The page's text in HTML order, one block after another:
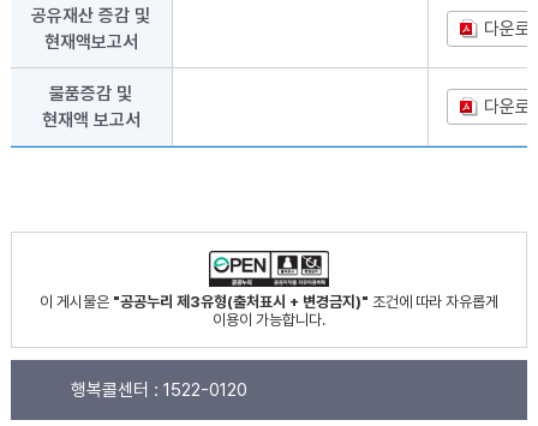
공유재산 증감 및
현재액보고서
다운로
물품증감 및
현재액 보고서
다운로
이 게시물은 "공공누리 제3유형(출처표시 + 변경금지)" 조건에 따라 자유롭게
이용이 가능합니다.
행복콜센터 : 1522-0120